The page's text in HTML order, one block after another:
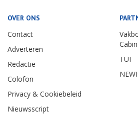
OVER ONS
Contact
Adverteren
Redactie
Colofon
Privacy & Cookiebeleid
Nieuwsscript
TUI